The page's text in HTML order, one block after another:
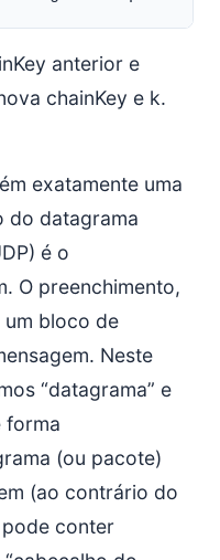
anterior e
chainKey e k.
exatamente uma
do datagrama
é o
O preenchimento,
um bloco de
Neste
“datagrama” e
forma
(ou pacote)
(ao contrário do
pode conter